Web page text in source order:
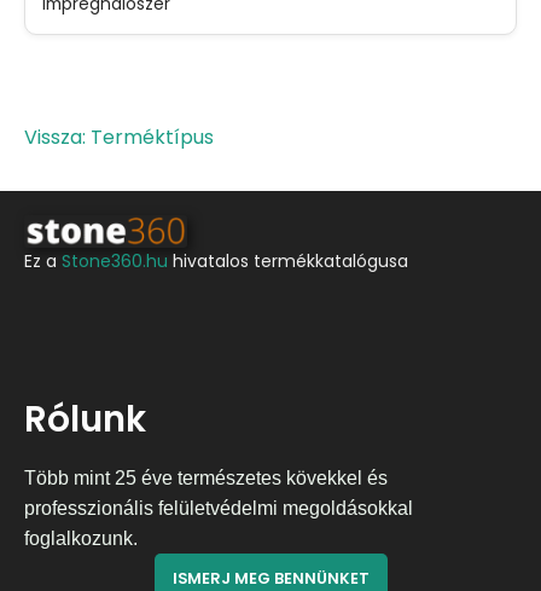
Vissza: Terméktípus
Ez a Stone360.hu hivatalos termékkatalógusa
Rólunk
Több mint 25 éve természetes kövekkel és
professzionális felületvédelmi megoldásokkal
foglalkozunk.
ISMERJ MEG BENNÜNKET